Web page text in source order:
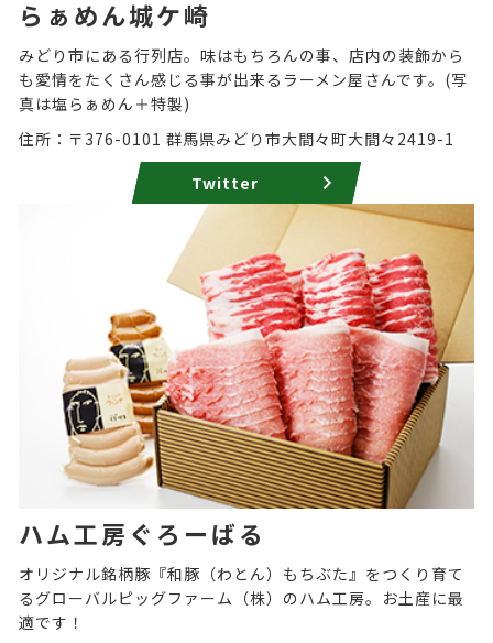
らぁめん城ケ崎
みどり市にある行列店。味はもちろんの事、店内の装飾から
も愛情をたくさん感じる事が出来るラーメン屋さんです。(写
真は塩らぁめん＋特製)
住所：〒376-0101 群馬県みどり市大間々町大間々2419-1
Twitter
ハム工房ぐろーばる
オリジナル銘柄豚『和豚（わとん）もちぶた』をつくり育て
るグローバルピッグファーム（株）のハム工房。お土産に最
適です！